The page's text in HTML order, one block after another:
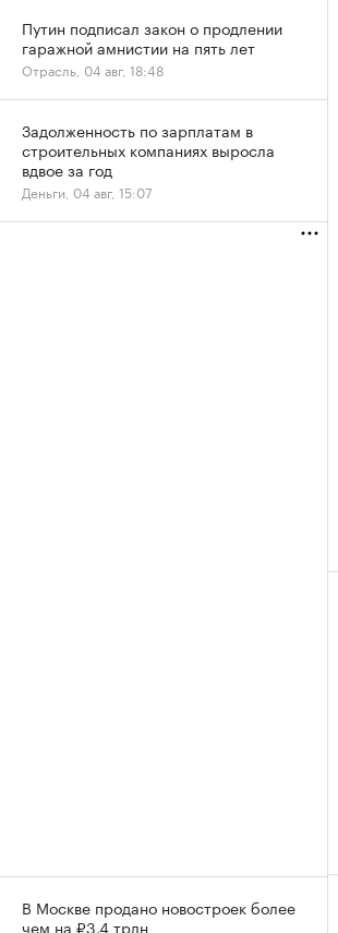
Путин подписал закон о продлении
гаражной амнистии на пять лет
Отрасль, 04 авг, 18:48
Задолженность по зарплатам в
строительных компаниях выросла
вдвое за год
Деньги, 04 авг, 15:07
В Москве продано новостроек более
чем на ₽3,4 трлн